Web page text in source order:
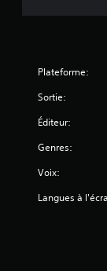
Plateforme:
Sortie:
Éditeur:
Genres:
Voix:
Langues à